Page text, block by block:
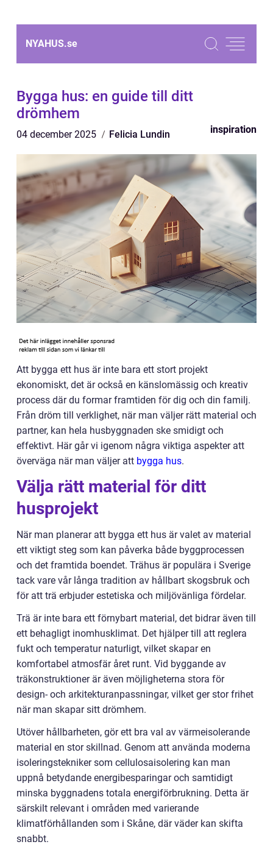
NYAHUS.se
Bygga hus: en guide till ditt
drömhem
04 december 2025 Felicia Lundin inspiration
Att bygga ett hus är inte bara ett stort projekt
ekonomiskt, det är också en känslomässig och kreativ
process där du formar framtiden för dig och din familj.
Från dröm till verklighet, när man väljer rätt material och
partner, kan hela husbyggnaden ske smidigt och
effektivt. Här går vi igenom några viktiga aspekter att
överväga när man väljer att bygga hus.
Välja rätt material för ditt
husprojekt
När man planerar att bygga ett hus är valet av material
ett viktigt steg som kan påverka både byggprocessen
och det framtida boendet. Trähus är populära i Sverige
tack vare vår långa tradition av hållbart skogsbruk och
för att trä erbjuder estetiska och miljövänliga fördelar.
Trä är inte bara ett förnybart material, det bidrar även till
ett behagligt inomhusklimat. Det hjälper till att reglera
fukt och temperatur naturligt, vilket skapar en
komfortabel atmosfär året runt. Vid byggande av
träkonstruktioner är även möjligheterna stora för
design- och arkitekturanpassningar, vilket ger stor frihet
när man skapar sitt drömhem.
Utöver hållbarheten, gör ett bra val av värmeisolerande
material en stor skillnad. Genom att använda moderna
isoleringstekniker som cellulosaisolering kan man
uppnå betydande energibesparingar och samtidigt
minska byggnadens totala energiförbrukning. Detta är
särskilt relevant i områden med varierande
klimatförhållanden som i Skåne, där väder kan skifta
snabbt.